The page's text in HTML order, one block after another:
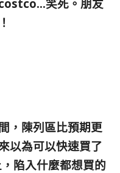
笑死。朋友
，陳列區比預期更
以為可以快速買了
陷入什麼都想買的